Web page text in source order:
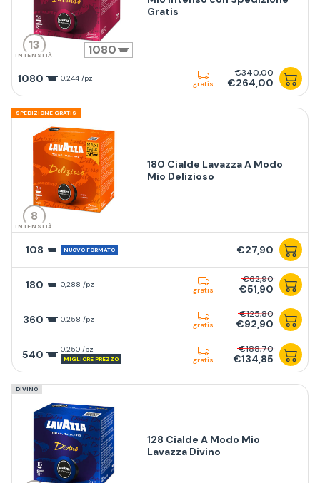
13
INTENSITÀ 1080
Gratis
1080 0,244 /pz
gratis
€340,00
€264,00
SPEDIZIONE GRATIS
8
INTENSITÀ
180 Cialde Lavazza A Modo
Mio Delizioso
108 NUOVO FORMATO €27,90
180 0,288 /pz
gratis
€62,90
€51,90
360 0,258 /pz
gratis
€125,80
€92,90
540 0,250 /pz
MIGLIORE PREZZO gratis
€188,70
€134,85
DIVINO
128 Cialde A Modo Mio
Lavazza Divino